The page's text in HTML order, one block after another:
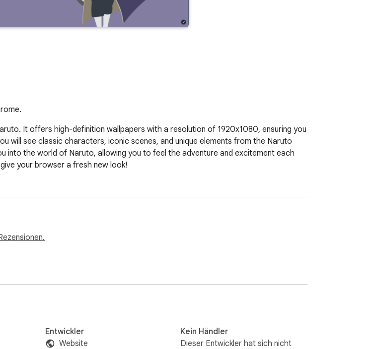
It offers high-definition wallpapers with a resolution of 1920x1080, ensuring you
will see classic characters, iconic scenes, and unique elements from the Naruto
into the world of Naruto, allowing you to feel the adventure and excitement each
your browser a fresh new look!
Entwickler
Website
Kein Händler
Dieser Entwickler hat sich nicht